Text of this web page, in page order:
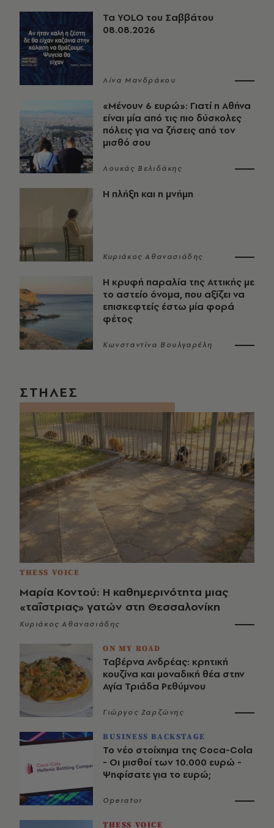
Τα YOLO του Σαββάτου
08.08.2026
Λίνα Μανδράκου
«Μένουν 6 ευρώ»: Γιατί η Αθήνα
είναι μία από τις πιο δύσκολες
πόλεις για να ζήσεις από τον
μισθό σου
Λουκάς Βελιδάκης
Η πλήξη και η μνήμη
Κυριάκος Αθανασιάδης
Η κρυφή παραλία της Αττικής με
το αστείο όνομα, που αξίζει να
επισκεφτείς έστω μία φορά
φέτος
Κωνσταντίνα Βουλγαρέλη
ΣΤΗΛΕΣ
THESS VOICE
Μαρία Κοντού: Η καθημερινότητα μιας
«ταΐστριας» γατών στη Θεσσαλονίκη
Κυριάκος Αθανασιάδης
ON MY ROAD
Ταβέρνα Ανδρέας: κρητική
κουζίνα και μοναδική θέα στην
Αγία Τριάδα Ρεθύμνου
Γιώργος Ζαρζώνης
BUSINESS BACKSTAGE
Το νέο στοίχημα της Coca-Cola
- Οι μισθοί των 10.000 ευρώ -
Ψηφίσατε για το ευρώ;
Operator
THESS VOICE